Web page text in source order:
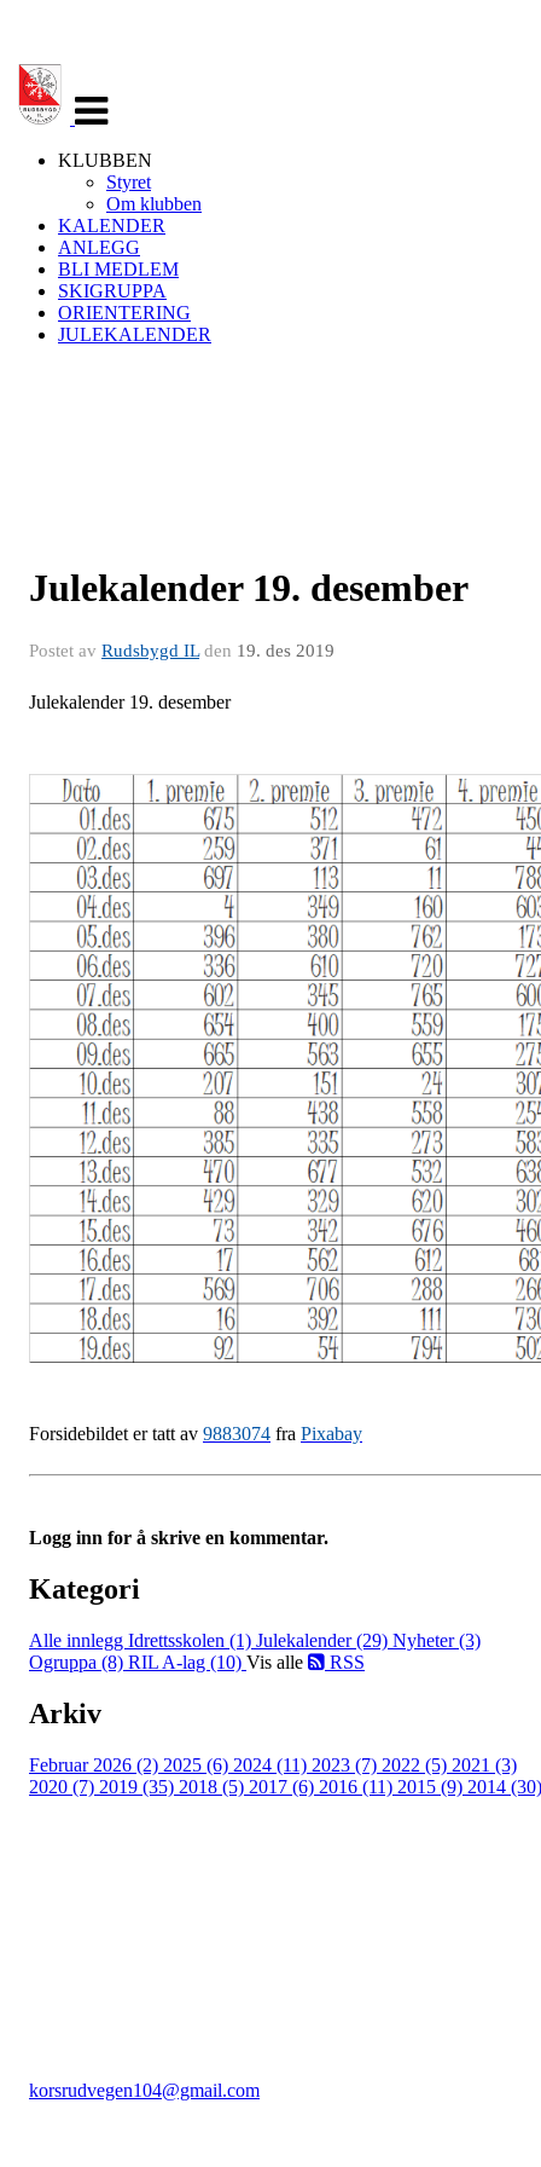
navigasjon
KLUBBEN
Styret
Om klubben
KALENDER
ANLEGG
BLI MEDLEM
SKIGRUPPA
ORIENTERING
JULEKALENDER
Julekalender 19. desember
Postet av Rudsbygd ILden 19. des 2019
Julekalender 19. desember
Forsidebildet er tatt av 9883074 fra Pixabay
Logg inn for å skrive en kommentar.
Kategori
Alle innlegg Idrettsskolen (1) Julekalender (29) Nyheter (3)
Ogruppa (8) RIL A-lag (10) Vis alle RSS
Arkiv
Februar 2026 (2) 2025 (6) 2024 (11) 2023 (7) 2022 (5) 2021 (3)
2020 (7) 2019 (35) 2018 (5) 2017 (6) 2016 (11) 2015 (9) 2014 (30)
korsrudvegen104@gmail.com